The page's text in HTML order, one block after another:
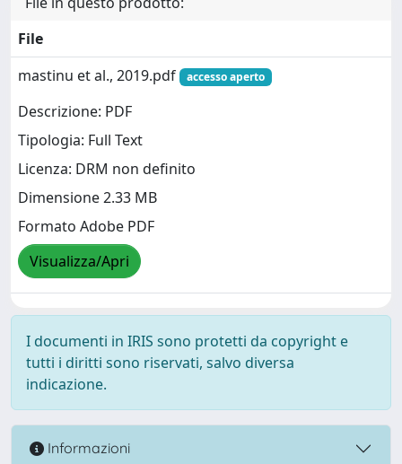
File
mastinu et al., 2019.pdf
accesso aperto
Descrizione: PDF
Tipologia: Full Text
Licenza: DRM non definito
Dimensione 2.33 MB
Formato Adobe PDF
Visualizza/Apri
I documenti in IRIS sono protetti da copyright e
tutti i diritti sono riservati, salvo diversa
indicazione.
Informazioni